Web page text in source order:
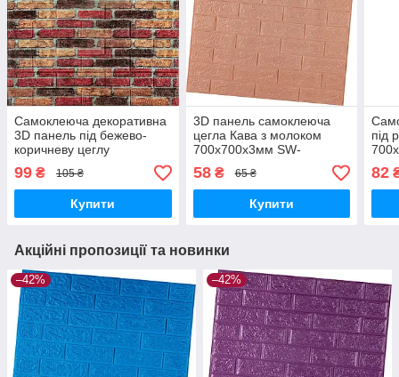
Самоклеюча декоративна
3D панель під бежево-
коричневу цеглу
катеринослав
700х770х5мм (047) SW-
00000026
99 ₴ 105 ₴
Купити
3D панель самоклеюча
цегла Кава з молоком
700x700x3мм SW-
00001716
58₴ 65 ₴
Купити
під
82
Акційні пропозиції та новинки
–42% –42%